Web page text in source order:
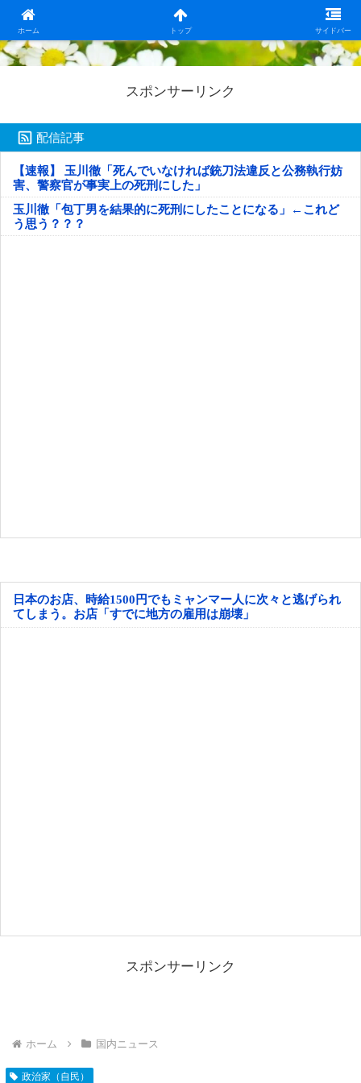
ホーム トップ サイドバー
日本第一！ニュース録
スポンサーリンク
配信記事
【速報】 玉川徹「死んでいなければ銃刀法違反と公務執行妨
害、警察官が事実上の死刑にした」
玉川徹「包丁男を結果的に死刑にしたことになる」←これど
う思う？？？
日本のお店、時給1500円でもミャンマー人に次々と逃げられ
てしまう。お店「すでに地方の雇用は崩壊」
スポンサーリンク
ホーム 国内ニュース
政治家（自民）